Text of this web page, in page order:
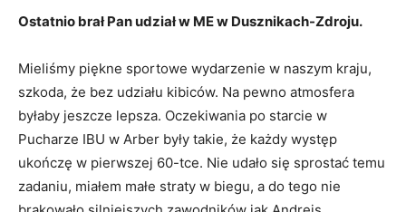
Ostatnio brał Pan udział w ME w Dusznikach-Zdroju.
Mieliśmy piękne sportowe wydarzenie w naszym kraju,
szkoda, że bez udziału kibiców. Na pewno atmosfera
byłaby jeszcze lepsza. Oczekiwania po starcie w
Pucharze IBU w Arber były takie, że każdy występ
ukończę w pierwszej 60-tce. Nie udało się sprostać temu
zadaniu, miałem małe straty w biegu, a do tego nie